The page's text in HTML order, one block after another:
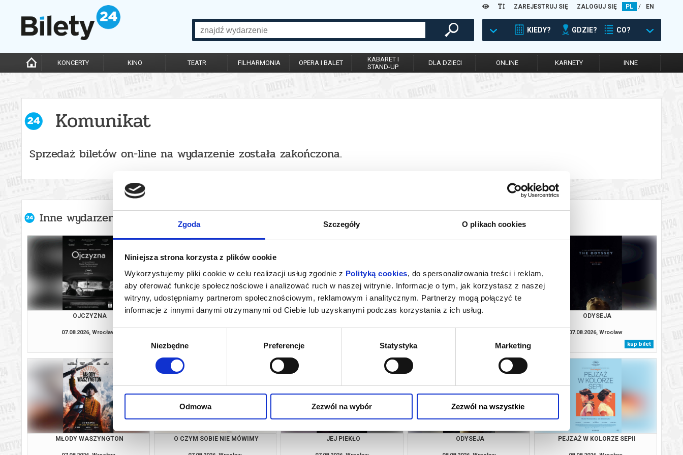
Zgoda Szczegóły O plikach cookies
Niniejsza strona korzysta z plików cookie
Wykorzystujemy pliki cookie w celu realizacji usług zgodnie z Polityką cookies, do spersonalizowania treści i reklam,
aby oferować funkcje społecznościowe i analizować ruch w naszej witrynie. Informacje o tym, jak korzystasz z naszej
witryny, udostępniamy partnerom społecznościowym, reklamowym i analitycznym. Partnerzy mogą połączyć te
informacje z innymi danymi otrzymanymi od Ciebie lub uzyskanymi podczas korzystania z ich usług.
Wybór
Niezbędne Preferencje Statystyka Marketing
Odmowa Zezwól na wybór Zezwól na wszystkie
ZAREJESTRUJ SIĘ ZALOGUJ SIĘ PL / EN
KIEDY? GDZIE? CO?
KONCERTY KINO TEATR FILHARMONIA OPERA I BALET
KABARET I
STAND-UP
DLA DZIECI ONLINE KARNETY INNE
Komunikat
Sprzedaż biletów on-line na wydarzenie została zakończona.
Inne wydarzenia organizatora
OJCZYZNA
07.08.2026, Wrocław
KANDYDACI ŚMIERCI
kup bilet
PEJZAŻ W KOLORZE SEPII
kup bilet
ZAPROSZENIE
kup bilet
ODYSEJA
07.08.2026, Wrocław
kup bilet
MŁODY WASZYNGTON O CZYM SOBIE NIE MÓWIMY JEJ PIEKŁO ODYSEJA PEJZAŻ W KOLORZE SEPII